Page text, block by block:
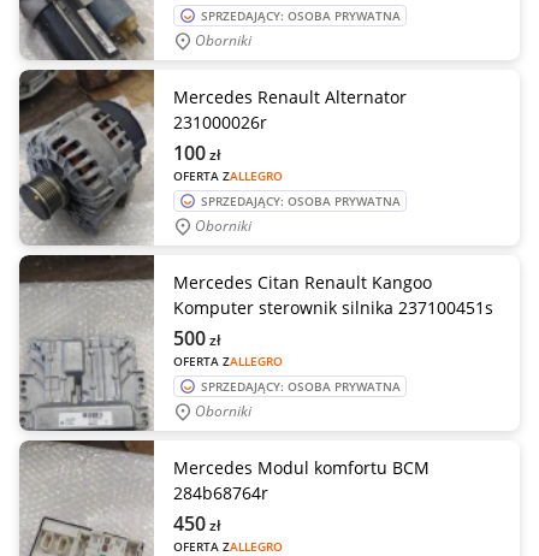
SPRZEDAJĄCY: OSOBA PRYWATNA
Oborniki
Mercedes Renault Alternator
231000026r
OFERTA ZALLEGRO
100zł
SPRZEDAJĄCY: OSOBA PRYWATNA
Oborniki
Mercedes Citan Renault Kangoo
Komputer sterownik silnika 237100451s
OFERTA ZALLEGRO
500zł
SPRZEDAJĄCY: OSOBA PRYWATNA
Oborniki
Mercedes Modul komfortu BCM
284b68764r
OFERTA ZALLEGRO
450zł